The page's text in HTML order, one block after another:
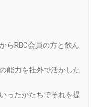
らRBC会員の方と飲ん
能力を社外で活かした
ったかたちでそれを提